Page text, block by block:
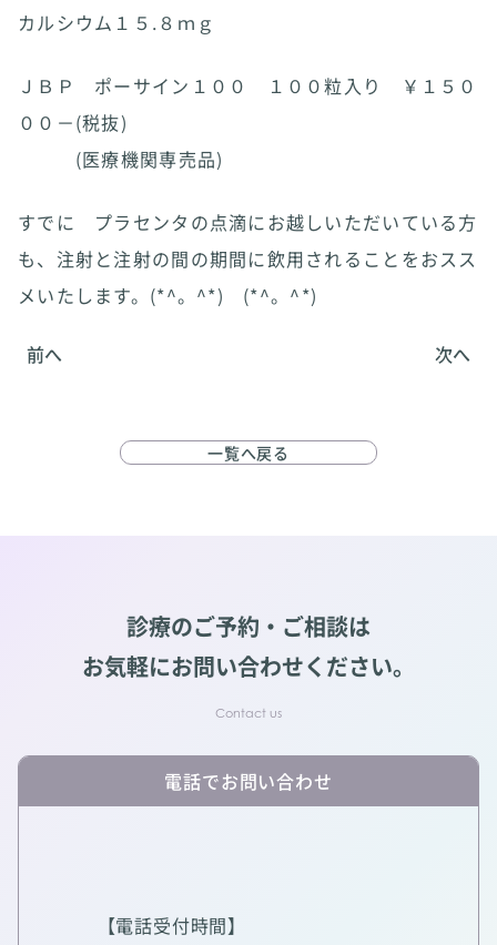
カルシウム１５.８ｍｇ
ＪＢＰ ポーサイン１００ １００粒入り ￥１５０
００－(税抜)
(医療機関専売品)
すでに プラセンタの点滴にお越しいただいている方
も、注射と注射の間の期間に飲用されることをおスス
メいたします。(*^。^*) (*^。^*)
前へ 次へ
一覧へ戻る
診療のご予約・ご相談は
お気軽にお問い合わせください。
電話でお問い合わせ
【電話受付時間】